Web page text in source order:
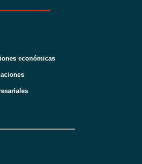
económicas